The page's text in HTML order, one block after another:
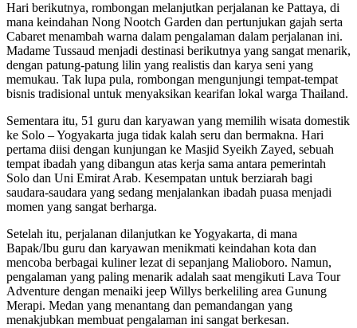
Hari berikutnya, rombongan melanjutkan perjalanan ke Pattaya, di
mana keindahan Nong Nootch Garden dan pertunjukan gajah serta
Cabaret menambah warna dalam pengalaman dalam perjalanan ini.
Madame Tussaud menjadi destinasi berikutnya yang sangat menarik,
dengan patung-patung lilin yang realistis dan karya seni yang
memukau. Tak lupa pula, rombongan mengunjungi tempat-tempat
bisnis tradisional untuk menyaksikan kearifan lokal warga Thailand.
Sementara itu, 51 guru dan karyawan yang memilih wisata domestik
ke Solo – Yogyakarta juga tidak kalah seru dan bermakna. Hari
pertama diisi dengan kunjungan ke Masjid Syeikh Zayed, sebuah
tempat ibadah yang dibangun atas kerja sama antara pemerintah
Solo dan Uni Emirat Arab. Kesempatan untuk berziarah bagi
saudara-saudara yang sedang menjalankan ibadah puasa menjadi
momen yang sangat berharga.
Setelah itu, perjalanan dilanjutkan ke Yogyakarta, di mana
Bapak/Ibu guru dan karyawan menikmati keindahan kota dan
mencoba berbagai kuliner lezat di sepanjang Malioboro. Namun,
pengalaman yang paling menarik adalah saat mengikuti Lava Tour
Adventure dengan menaiki jeep Willys berkeliling area Gunung
Merapi. Medan yang menantang dan pemandangan yang
menakjubkan membuat pengalaman ini sangat berkesan.